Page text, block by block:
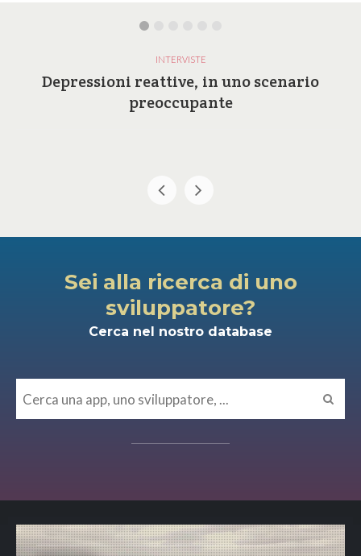
INTERVISTE
Depressioni reattive, in uno scenario
preoccupante
Sei alla ricerca di uno
sviluppatore?
Cerca nel nostro database